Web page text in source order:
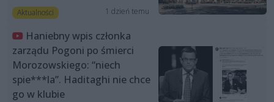
Aktualności 1 dzień temu
Haniebny wpis członka
zarządu Pogoni po śmierci
Morozowskiego: “niech
spie***la”. Haditaghi nie chce
go w klubie